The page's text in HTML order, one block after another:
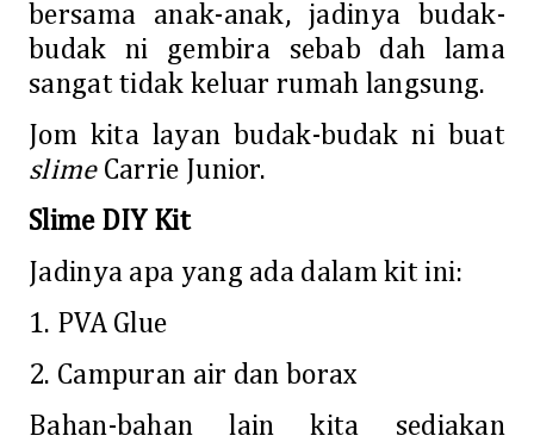
bersama anak-anak, jadinya budak-
budak ni gembira sebab dah lama
sangat tidak keluar rumah langsung.
Jom kita layan budak-budak ni buat
slimeCarrie Junior.
Slime DIY Kit
Jadinya apa yang ada dalam kit ini:
1. PVA Glue
2. Campuran air dan borax
Bahan-bahan lain kita sediakan